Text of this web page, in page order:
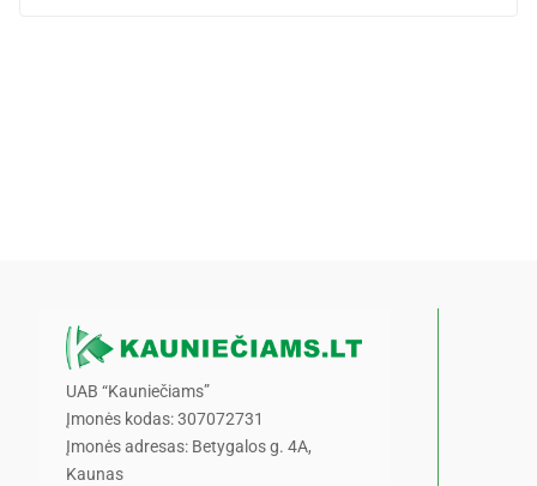
UAB “Kauniečiams”
Įmonės kodas: 307072731
Įmonės adresas: Betygalos g. 4A,
Kaunas